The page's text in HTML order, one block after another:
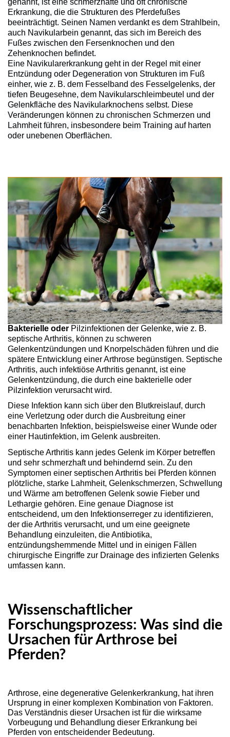
genannt, ist eine schmerzhafte und oft chronische
Erkrankung, die die Strukturen des Pferdefußes
beeinträchtigt. Seinen Namen verdankt es dem Strahlbein,
auch Navikularbein genannt, das sich im Bereich des
Fußes zwischen den Fersenknochen und den
Zehenknochen befindet.
Eine Navikularerkrankung geht in der Regel mit einer
Entzündung oder Degeneration von Strukturen im Fuß
einher, wie z. B. dem Fesselband des Fesselgelenks, der
tiefen Beugesehne, dem Navikularschleimbeutel und der
Gelenkfläche des Navikularknochens selbst. Diese
Veränderungen können zu chronischen Schmerzen und
Lahmheit führen, insbesondere beim Training auf harten
oder unebenen Oberflächen.
Bakterielle oder Pilzinfektionen der Gelenke, wie z. B.
septische Arthritis, können zu schweren
Gelenkentzündungen und Knorpelschäden führen und die
spätere Entwicklung einer Arthrose begünstigen. Septische
Arthritis, auch infektiöse Arthritis genannt, ist eine
Gelenkentzündung, die durch eine bakterielle oder
Pilzinfektion verursacht wird.
Diese Infektion kann sich über den Blutkreislauf, durch
eine Verletzung oder durch die Ausbreitung einer
benachbarten Infektion, beispielsweise einer Wunde oder
einer Hautinfektion, im Gelenk ausbreiten.
Septische Arthritis kann jedes Gelenk im Körper betreffen
und sehr schmerzhaft und behindernd sein. Zu den
Symptomen einer septischen Arthritis bei Pferden können
plötzliche, starke Lahmheit, Gelenkschmerzen, Schwellung
und Wärme am betroffenen Gelenk sowie Fieber und
Lethargie gehören. Eine genaue Diagnose ist
entscheidend, um den Infektionserreger zu identifizieren,
der die Arthritis verursacht, und um eine geeignete
Behandlung einzuleiten, die Antibiotika,
entzündungshemmende Mittel und in einigen Fällen
chirurgische Eingriffe zur Drainage des infizierten Gelenks
umfassen kann.
Wissenschaftlicher
Forschungsprozess: Was sind die
Ursachen für Arthrose bei
Pferden?
Arthrose, eine degenerative Gelenkerkrankung, hat ihren
Ursprung in einer komplexen Kombination von Faktoren.
Das Verständnis dieser Ursachen ist für die wirksame
Vorbeugung und Behandlung dieser Erkrankung bei
Pferden von entscheidender Bedeutung.